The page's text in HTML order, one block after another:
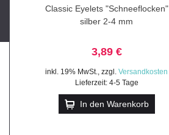
Classic Eyelets "Schneeflocken"
silber 2-4 mm
3,89 €
inkl. 19% MwSt.,zzgl.Versandkosten
Lieferzeit: 4-5 Tage
In den Warenkorb